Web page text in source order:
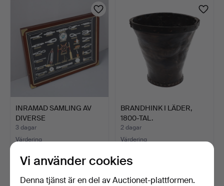
INRAMAD SAMLING AV
DIVERSE
SJÖMANSKNOPAR.
3 dagar
Värdering
BRANDHINK I LÄDER,
1800-TAL.
2 dagar
Värdering
Vi använder cookies
Denna tjänst är en del av Auctionet-plattformen.